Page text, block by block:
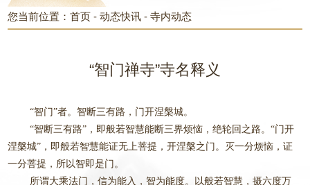
您当前位置：首页 -动态快讯 -寺内动态
“智门禅寺”寺名释义
“智门”者。智断三有路，门开涅槃城。
“智断三有路”，即般若智慧能断三界烦恼，绝轮回之路。“门开
涅槃城”，即般若智慧能证无上菩提，开涅槃之门。灭一分烦恼，证
一分菩提，所以智即是门。
所谓大乘法门，信为能入，智为能度。以般若智慧，摄六度万